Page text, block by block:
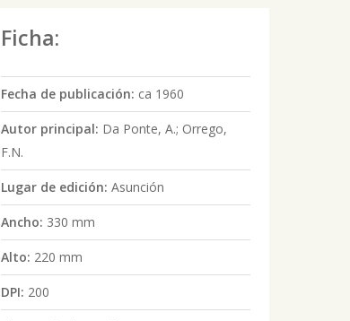
Ficha:
Fecha de publicación: ca 1960
Autor principal: Da Ponte, A.; Orrego,
F.N.
Lugar de edición: Asunción
Ancho: 330 mm
Alto: 220 mm
DPI: 200